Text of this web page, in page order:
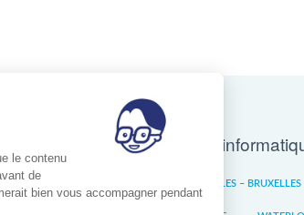
Nos magasins
IXELLES – BRUXELLES